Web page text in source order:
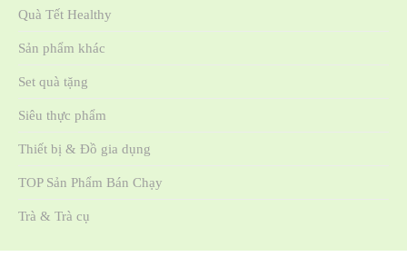
Quà Tết Healthy
Sản phẩm khác
Set quà tặng
Siêu thực phẩm
Thiết bị & Đồ gia dụng
TOP Sản Phẩm Bán Chạy
Trà & Trà cụ